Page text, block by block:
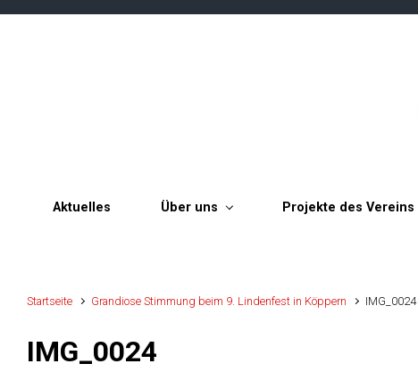
Zum Hauptinhalt springen
Aktuelles Über uns Projekte des Vereins
Startseite Grandiose Stimmung beim 9. Lindenfest in Köppern IMG_0024
IMG_0024